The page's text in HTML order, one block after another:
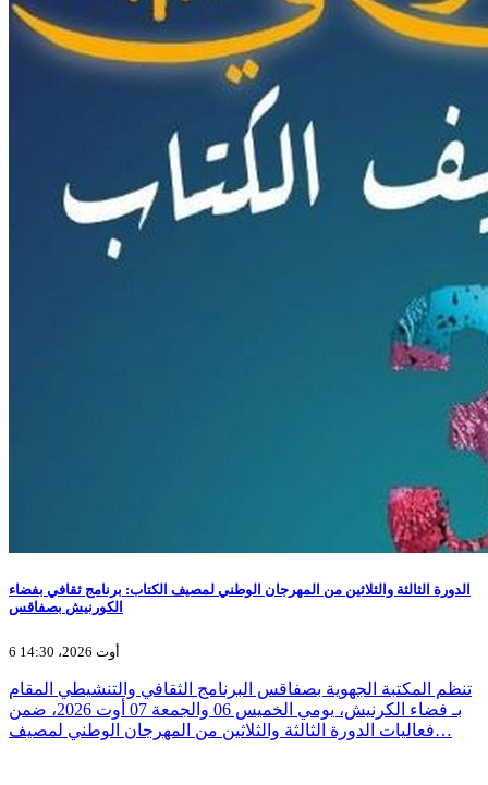
الدورة الثالثة والثلاثين من المهرجان الوطني لمصيف الكتاب: برنامج ثقافي بفضاء
الكورنيش بصفاقس
6 أوت 2026، 14:30
تنظم المكتبة الجهوية بصفاقس البرنامج الثقافي والتنشيطي المقام
بـ فضاء الكرنيش، يومي الخميس 06 والجمعة 07 أوت 2026، ضمن
فعاليات الدورة الثالثة والثلاثين من المهرجان الوطني لمصيف…